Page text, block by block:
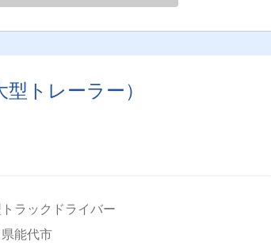
トレーラー）
ラックドライバー
能代市